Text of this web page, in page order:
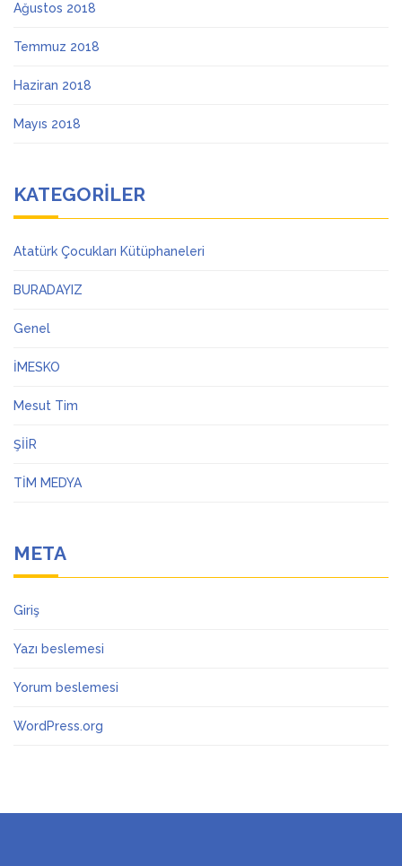
Ağustos 2018
Temmuz 2018
Haziran 2018
Mayıs 2018
KATEGORILER
Atatürk Çocukları Kütüphaneleri
BURADAYIZ
Genel
İMESKO
Mesut Tim
ŞİİR
TİM MEDYA
META
Giriş
Yazı beslemesi
Yorum beslemesi
WordPress.org